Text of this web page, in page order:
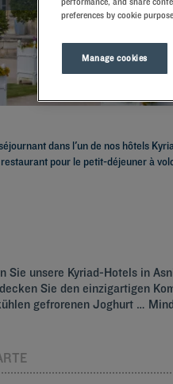
dans l'un de nos hôtels
pour le petit-déjeuner à
Sie unsere Kyriad-Hotels in
Sie den einzigartigen
gefrorenen Joghurt …
preferences by cookie
Manage cookies